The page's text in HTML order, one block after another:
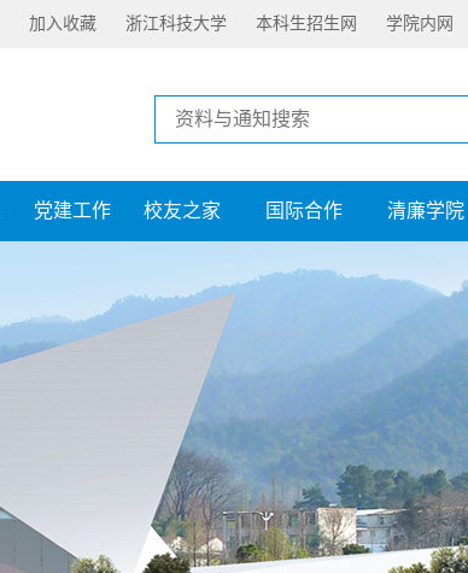
加入收藏 浙江科技大学 本科生招生网 学院内网
党建工作 校友之家 国际合作 清廉学院